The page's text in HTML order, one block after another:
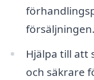
försäljningen.
Hjälpa till att
och säkrare